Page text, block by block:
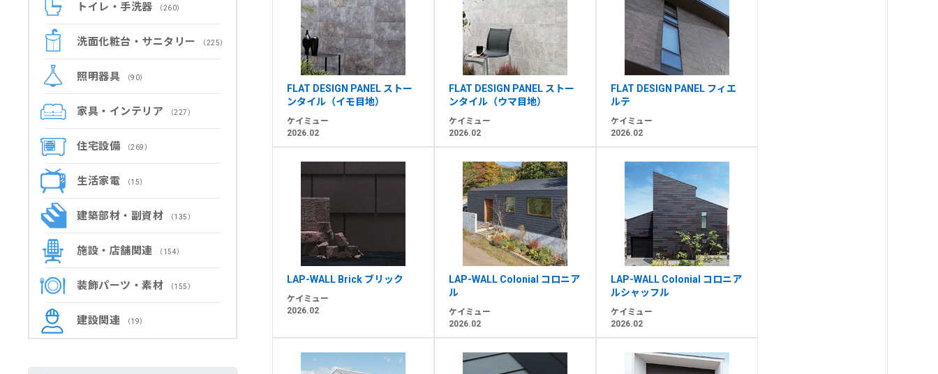
トイレ・手洗器 （260）
洗面化粧台・サニタリー （225）
照明器具 （90）
家具・インテリア （227）
住宅設備 （269）
生活家電 （15）
建築部材・副資材 （135）
施設・店舗関連 （154）
装飾パーツ・素材 （155）
建設関連 （19）
FLAT DESIGN PANEL ストー
ンタイル（イモ目地）
ケイミュー
2026.02
FLAT DESIGN PANEL ストー
ンタイル（ウマ目地）
ケイミュー
2026.02
FLAT DESIGN PANEL フィエ
ルテ
ケイミュー
2026.02
LAP-WALL Brick ブリック
ケイミュー
2026.02
LAP-WALL Colonial コロニア
ル
ケイミュー
2026.02
LAP-WALL Colonial コロニア
ルシャッフル
ケイミュー
2026.02